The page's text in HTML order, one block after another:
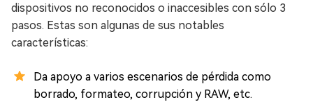
dispositivos no reconocidos o inaccesibles con sólo 3
pasos. Estas son algunas de sus notables
características:
Da apoyo a varios escenarios de pérdida como
borrado, formateo, corrupción y RAW, etc.